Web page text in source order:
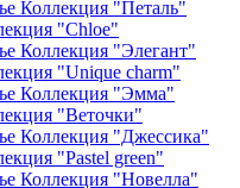
Коллекция "Петаль"
"Chloe"
Коллекция "Элегант"
"Unique charm"
Коллекция "Эмма"
"Веточки"
Коллекция "Джессика"
"Pastel green"
Коллекция "Новелла"